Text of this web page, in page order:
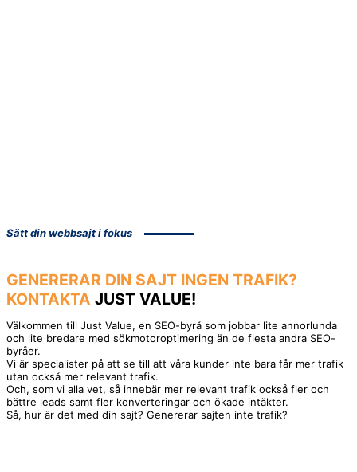
Sätt din webbsajt i fokus
GENERERAR DIN SAJT INGEN TRAFIK?
KONTAKTA JUST VALUE!
Välkommen till Just Value, en SEO-byrå som jobbar lite annorlunda
och lite bredare med sökmotoroptimering än de flesta andra SEO-
byråer.
Vi är specialister på att se till att våra kunder inte bara får mer trafik
utan också mer relevant trafik.
Och, som vi alla vet, så innebär mer relevant trafik också fler och
bättre leads samt fler konverteringar och ökade intäkter.
Så, hur är det med din sajt? Genererar sajten inte trafik?